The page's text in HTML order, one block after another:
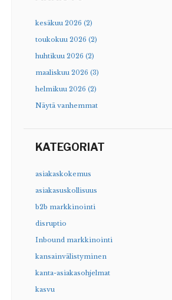
kesäkuu 2026 (2)
toukokuu 2026 (2)
huhtikuu 2026 (2)
maaliskuu 2026 (3)
helmikuu 2026 (2)
Näytä vanhemmat
KATEGORIAT
asiakaskokemus
asiakasuskollisuus
b2b markkinointi
disruptio
Inbound markkinointi
kansainvälistyminen
kanta-asiakasohjelmat
kasvu